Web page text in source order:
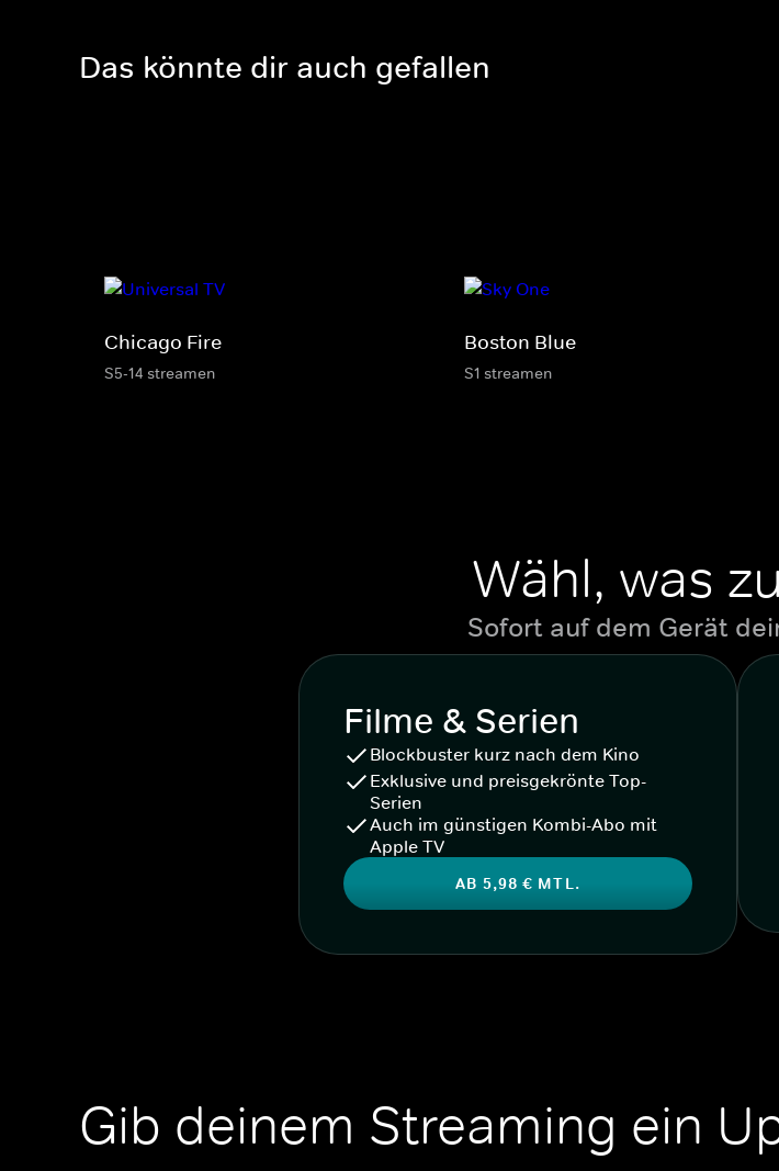
Das könnte dir auch gefallen
Chicago Fire
S5-14 streamen
Boston Blue
S1 streamen
Wähl, was
Sofort auf dem Gerät
Filme & Serien
Blockbuster kurz nach dem Kino
Exklusive und preisgekrönte Top-
Serien
Auch im günstigen Kombi-Abo mit
Apple TV
AB 5,98 € MTL.
Gib deinem Streaming ein